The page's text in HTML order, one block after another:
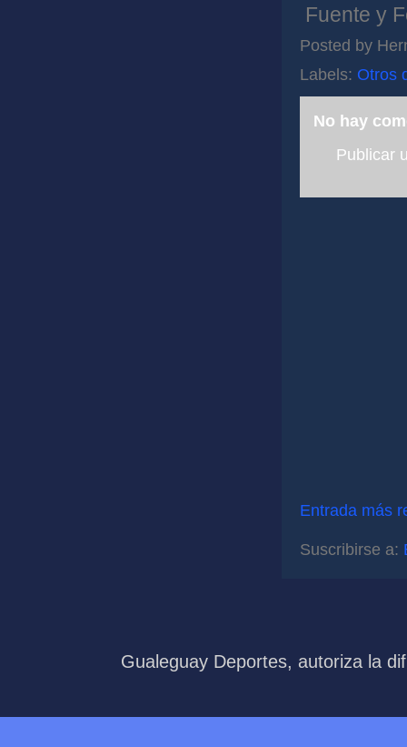
Fuente y
Posted by
Labels: Otros
No hay
Publicar
Entrada más
Suscribirse a:
Gualeguay Deportes, autoriza la